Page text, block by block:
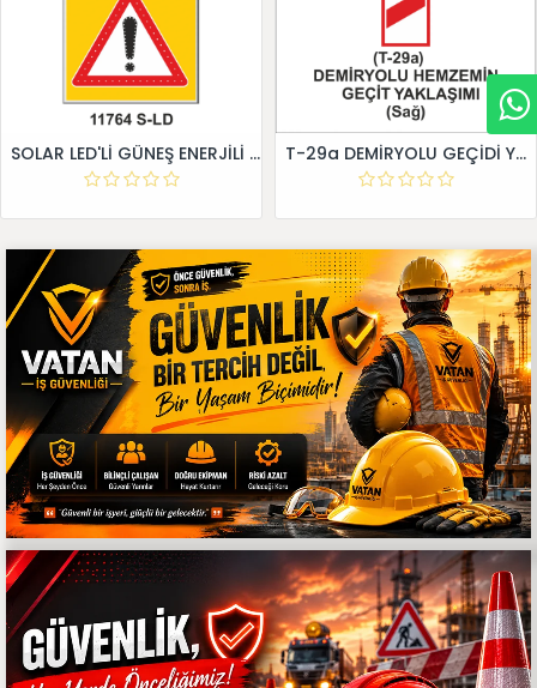
SOLAR LED'Lİ GÜNEŞ ENERJİLİ LEVHA T-29a DEMİRYOLU GEÇİDİ YAKLAŞIM LEVHALARI (Sağ)